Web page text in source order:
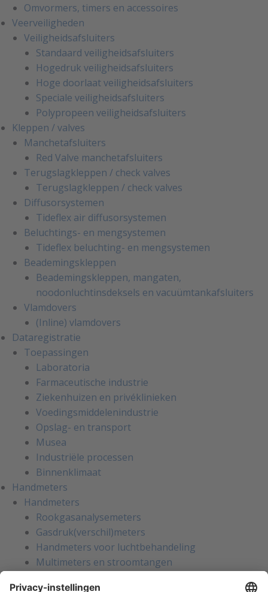
Omvormers, timers en accessoires
Veerveiligheden
Veiligheidsafsluiters
Standaard veiligheidsafsluiters
Hogedruk veiligheidsafsluiters
Hoge doorlaat veiligheidsafsluiters
Speciale veiligheidsafsluiters
Polypropeen veiligheidsafsluiters
Kleppen / valves
Manchetafsluiters
Red Valve manchetafsluiters
Terugslagkleppen / check valves
Terugslagkleppen / check valves
Diffusorsystemen
Tideflex air diffusorsystemen
Beluchtings- en mengsystemen
Tideflex beluchting- en mengsystemen
Beademingskleppen
Beademingskleppen, mangaten,
noodonluchtinsdeksels en vacuümtankafsluiters
Vlamdovers
(Inline) vlamdovers
Dataregistratie
Toepassingen
Laboratoria
Farmaceutische industrie
Ziekenhuizen en privéklinieken
Voedingsmiddelenindustrie
Opslag- en transport
Musea
Industriële processen
Binnenklimaat
Handmeters
Handmeters
Rookgasanalysemeters
Gasdruk(verschil)meters
Handmeters voor luchtbehandeling
Multimeters en stroomtangen